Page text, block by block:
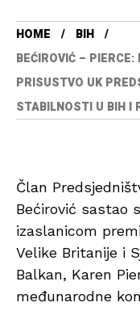
HOME
BIH
BEĆIROVIĆ –
PRISUSTVO UK
STABILNOSTI U BIH I
Član
Bećirović sastao
izaslanicom
Velike Britanije i
Balkan, Karen
međunarodne